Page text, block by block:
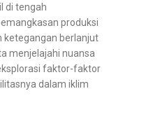
di tengah
produksi
ketegangan berlanjut
menjelajahi nuansa
faktor-faktor
dalam iklim